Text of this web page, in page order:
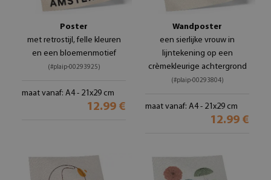
Poster
met retrostijl, felle kleuren
en een bloemenmotief
(#plaip-00293925)
maat vanaf: A4 - 21x29 cm
12.99 €
Wandposter
een sierlijke vrouw in
lijntekening op een
crèmekleurige achtergrond
(#plaip-00293804)
maat vanaf: A4 - 21x29 cm
12.99 €